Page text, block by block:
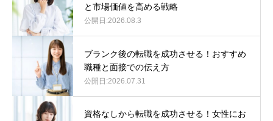
と市場価値を高める戦略
2026.08.3
ブランク後の転職を成功させる！おすすめ
職種と面接での伝え方
2026.07.31
資格なしから転職を成功させる！女性にお